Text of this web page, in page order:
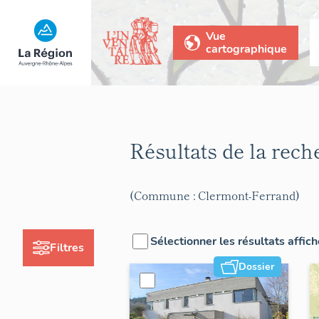
Vue
cartographique
Filtres
Résultats de la
(Commune : Clermont-Ferrand)
Sélectionner les résultats
Dossier